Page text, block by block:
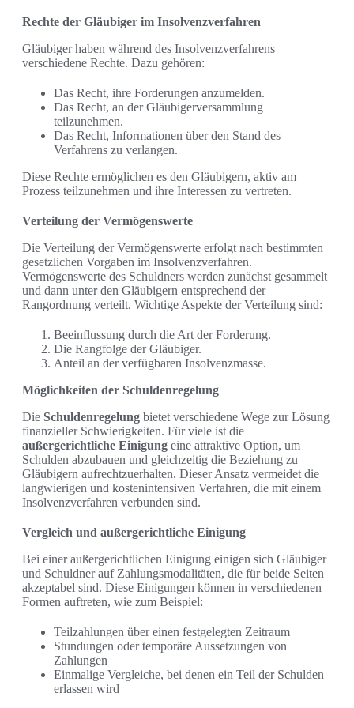
Rechte der Gläubiger im Insolvenzverfahren
Gläubiger haben während des Insolvenzverfahrens
verschiedene Rechte. Dazu gehören:
Das Recht, ihre Forderungen anzumelden.
Das Recht, an der Gläubigerversammlung
teilzunehmen.
Das Recht, Informationen über den Stand des
Verfahrens zu verlangen.
Diese Rechte ermöglichen es den Gläubigern, aktiv am
Prozess teilzunehmen und ihre Interessen zu vertreten.
Verteilung der Vermögenswerte
Die Verteilung der Vermögenswerte erfolgt nach bestimmten
gesetzlichen Vorgaben im Insolvenzverfahren.
Vermögenswerte des Schuldners werden zunächst gesammelt
und dann unter den Gläubigern entsprechend der
Rangordnung verteilt. Wichtige Aspekte der Verteilung sind:
Beeinflussung durch die Art der Forderung.
Die Rangfolge der Gläubiger.
Anteil an der verfügbaren Insolvenzmasse.
Möglichkeiten der Schuldenregelung
Die Schuldenregelung bietet verschiedene Wege zur Lösung
finanzieller Schwierigkeiten. Für viele ist die
außergerichtliche Einigung eine attraktive Option, um
Schulden abzubauen und gleichzeitig die Beziehung zu
Gläubigern aufrechtzuerhalten. Dieser Ansatz vermeidet die
langwierigen und kostenintensiven Verfahren, die mit einem
Insolvenzverfahren verbunden sind.
Vergleich und außergerichtliche Einigung
Bei einer außergerichtlichen Einigung einigen sich Gläubiger
und Schuldner auf Zahlungsmodalitäten, die für beide Seiten
akzeptabel sind. Diese Einigungen können in verschiedenen
Formen auftreten, wie zum Beispiel:
Teilzahlungen über einen festgelegten Zeitraum
Stundungen oder temporäre Aussetzungen von
Zahlungen
Einmalige Vergleiche, bei denen ein Teil der Schulden
erlassen wird